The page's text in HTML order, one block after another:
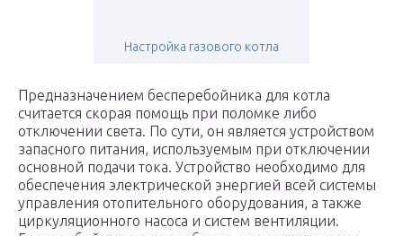
Настройка газового котла
Предназначением бесперебойника для котла
считается скорая помощь при поломке либо
отключении света. По сути, он является устройством
запасного питания, используемым при отключении
основной подачи тока. Устройство необходимо для
обеспечения электрической энергией всей системы
управления отопительного оборудования, а также
циркуляционного насоса и систем вентиляции.